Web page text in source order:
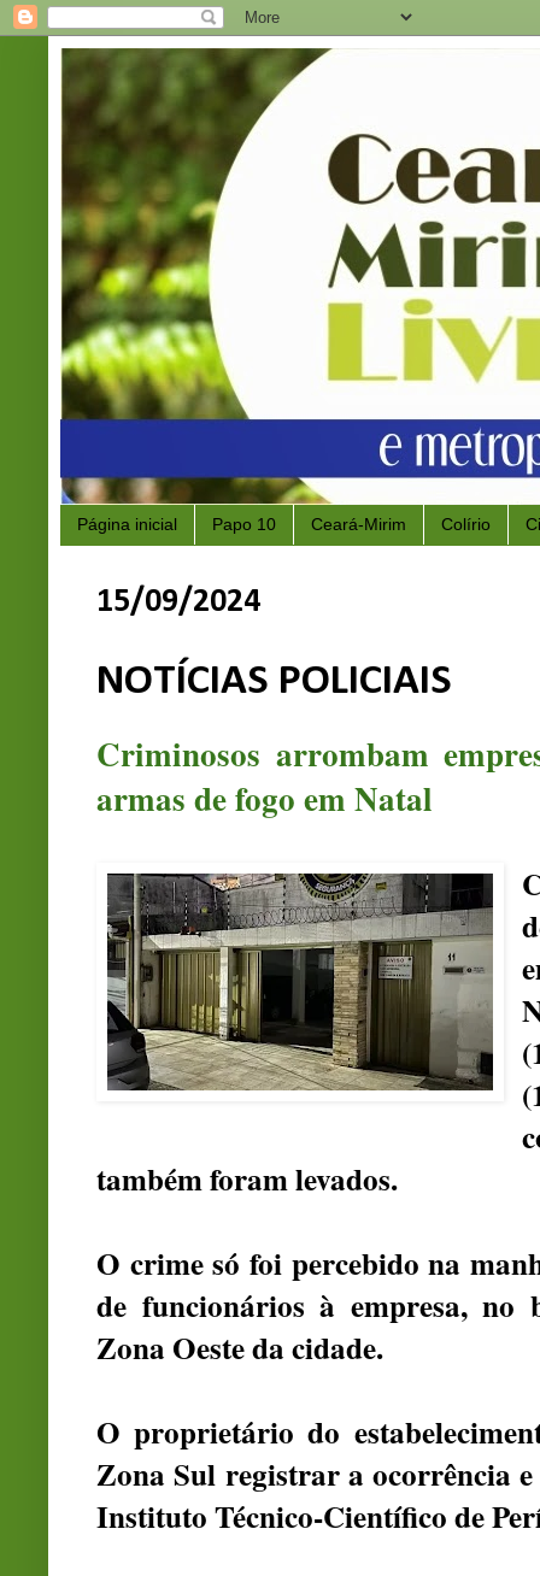
Página inicial Papo 10 Ceará-Mirim Colírio
15/09/2024
NOTÍCIAS POLICIAIS
Criminosos arrombam
armas de fogo em Natal
também foram levados.
O crime só foi percebido na
de funcionários à empresa, no
Zona Oeste da cidade.
O proprietário do
Zona Sul registrar a ocorrência
Instituto Técnico-Científico de